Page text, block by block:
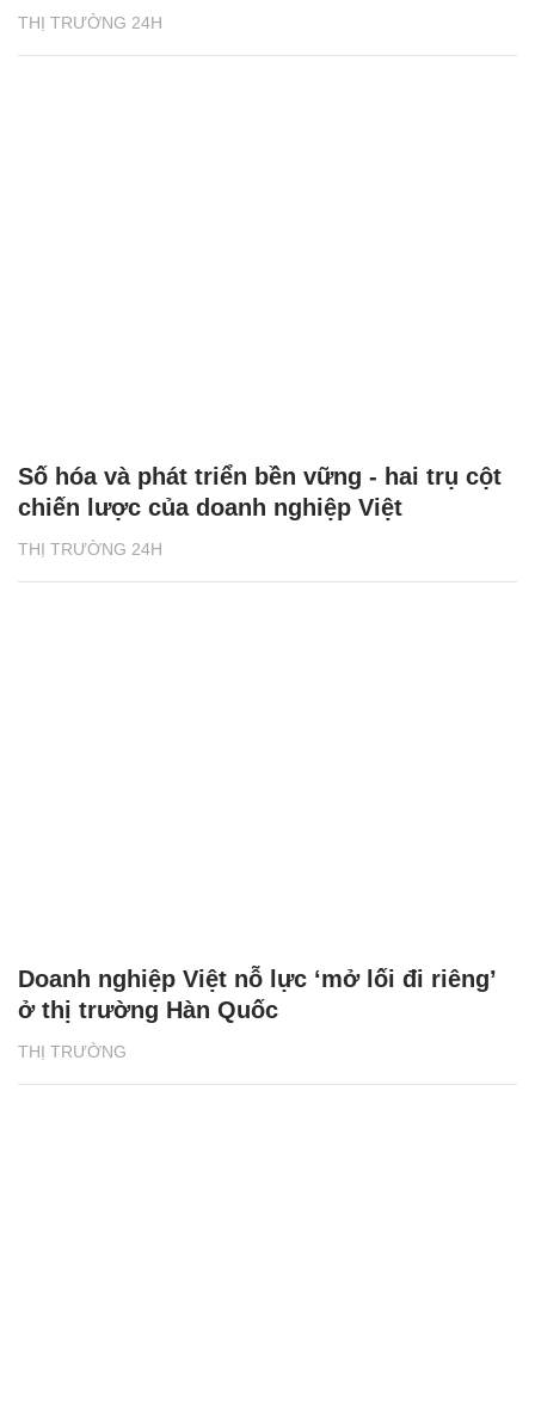
THỊ TRƯỜNG 24H
THỊ TRƯỜNG 24H
Số hóa và phát triển bền vững - hai trụ cột
chiến lược của doanh nghiệp Việt
THỊ TRƯỜNG
Doanh nghiệp Việt nỗ lực ‘mở lối đi riêng’
ở thị trường Hàn Quốc